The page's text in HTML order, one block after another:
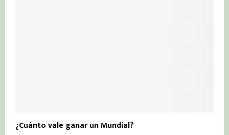
¿Cuánto vale ganar un Mundial?